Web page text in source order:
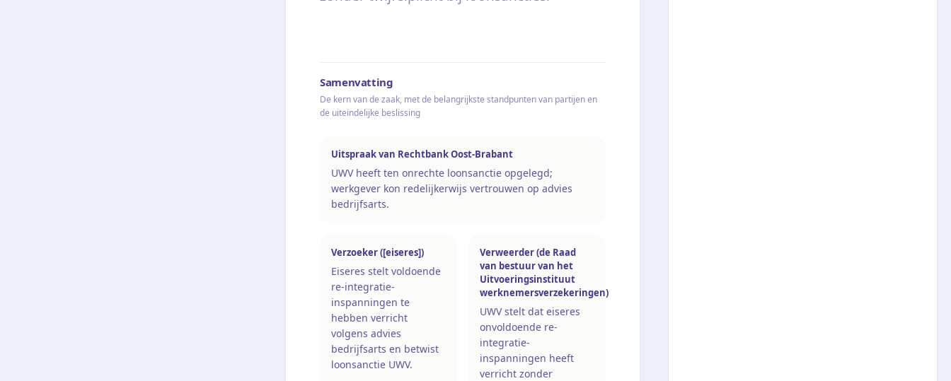
Samenvatting
De kern van de zaak, met de belangrijkste standpunten van partijen en
de uiteindelijke beslissing
Uitspraak van Rechtbank Oost-Brabant
UWV heeft ten onrechte loonsanctie opgelegd;
werkgever kon redelijkerwijs vertrouwen op advies
bedrijfsarts.
Verzoeker ([eiseres])
Eiseres stelt voldoende
re-integratie-
inspanningen te
hebben verricht
volgens advies
bedrijfsarts en betwist
loonsanctie UWV.
Verweerder (de Raad
van bestuur van het
Uitvoeringsinstituut
werknemersverzekeringen)
UWV stelt dat eiseres
onvoldoende re-
integratie-
inspanningen heeft
verricht zonder